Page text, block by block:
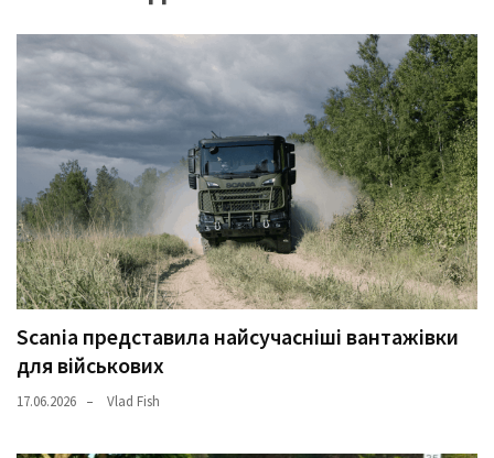
Scania представила найсучасніші вантажівки
для військових
17.06.2026 Vlad Fish